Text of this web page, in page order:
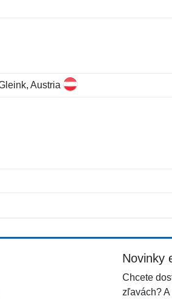
Austria
Novinky
Chcete
zľavách?